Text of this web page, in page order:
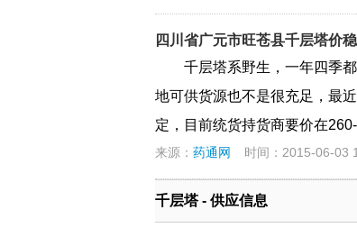
四川省广元市旺苍县千层塔价稳
千层塔系野生，一年四季
地可供货源也不是很充足，最
定，目前统货持货商要价在260-
来源： 药通网 时间：2015-06-03
千层塔 - 供应信息